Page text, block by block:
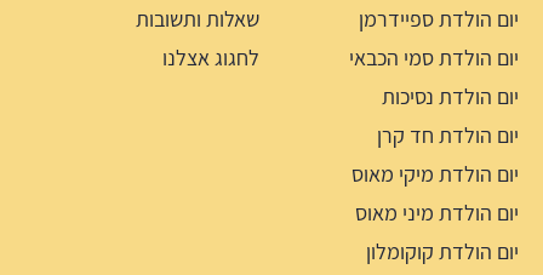
יום הולדת ספיידרמן
יום הולדת סמי הכבאי
יום הולדת נסיכות
יום הולדת חד קרן
יום הולדת מיקי מאוס
יום הולדת מיני מאוס
יום הולדת קוקומלון
שאלות ותשובות
לחגוג אצלנו